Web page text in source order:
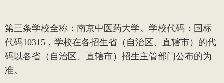
第三条学校全称：南京中医药大学。学校代码：国标
代码10315 ，学校在各招生省（自治区、直辖市）的代
码以各省（自治区、直辖市）招生主管部门公布的为
准。